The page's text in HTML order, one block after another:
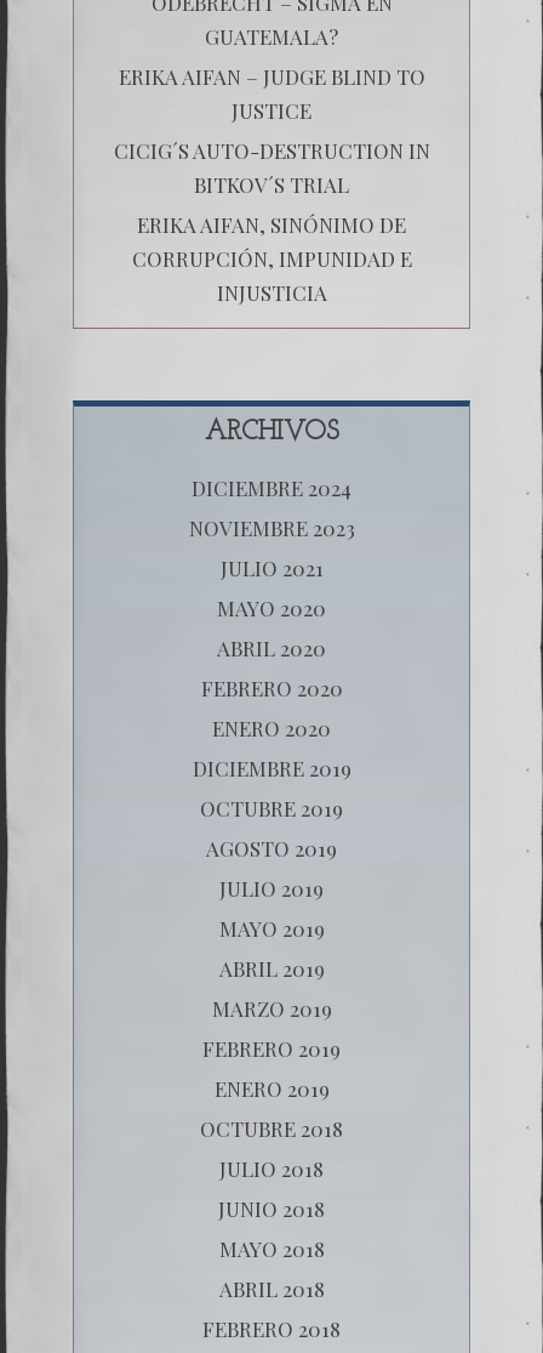
GUATEMALA?
ERIKA AIFAN – JUDGE BLIND TO
JUSTICE
CICIG´S AUTO-DESTRUCTION IN
BITKOV´S TRIAL
ERIKA AIFAN, SINÓNIMO DE
CORRUPCIÓN, IMPUNIDAD E
INJUSTICIA
ARCHIVOS
DICIEMBRE 2024
NOVIEMBRE 2023
JULIO 2021
MAYO 2020
ABRIL 2020
FEBRERO 2020
ENERO 2020
DICIEMBRE 2019
OCTUBRE 2019
AGOSTO 2019
JULIO 2019
MAYO 2019
ABRIL 2019
MARZO 2019
FEBRERO 2019
ENERO 2019
OCTUBRE 2018
JULIO 2018
JUNIO 2018
MAYO 2018
ABRIL 2018
FEBRERO 2018